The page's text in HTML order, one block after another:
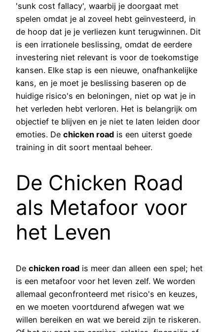
'sunk cost fallacy', waarbij je doorgaat met
spelen omdat je al zoveel hebt geïnvesteerd, in
de hoop dat je je verliezen kunt terugwinnen. Dit
is een irrationele beslissing, omdat de eerdere
investering niet relevant is voor de toekomstige
kansen. Elke stap is een nieuwe, onafhankelijke
kans, en je moet je beslissing baseren op de
huidige risico's en beloningen, niet op wat je in
het verleden hebt verloren. Het is belangrijk om
objectief te blijven en je niet te laten leiden door
emoties. De chicken road is een uiterst goede
training in dit soort mentaal beheer.
De Chicken Road
als Metafoor voor
het Leven
De chicken road is meer dan alleen een spel; het
is een metafoor voor het leven zelf. We worden
allemaal geconfronteerd met risico's en keuzes,
en we moeten voortdurend afwegen wat we
willen bereiken en wat we bereid zijn te riskeren.